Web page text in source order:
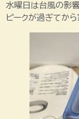
水曜日は台風の影
ピークが過ぎてか